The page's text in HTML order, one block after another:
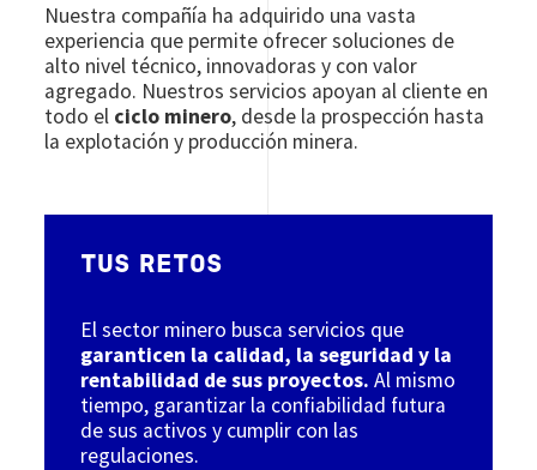
Nuestra compañía ha adquirido una vasta
experiencia que permite ofrecer soluciones de
alto nivel técnico, innovadoras y con valor
agregado. Nuestros servicios apoyan al cliente en
todo el ciclo minero, desde la prospección hasta
la explotación y producción minera.
TUS RETOS
El sector minero busca servicios que
garanticen la calidad, la seguridad y la
rentabilidad de sus proyectos.Al mismo
tiempo, garantizar la confiabilidad futura
de sus activos y cumplir con las
regulaciones.